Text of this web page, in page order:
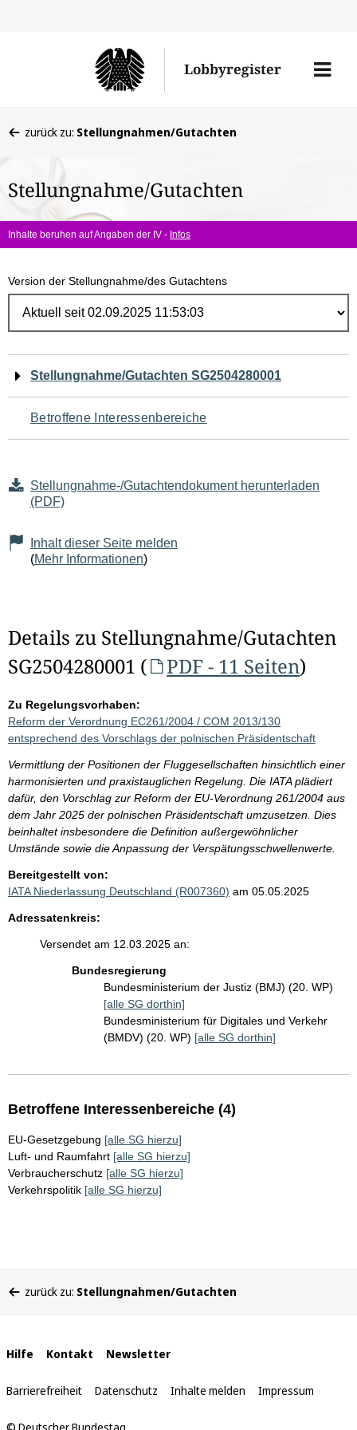
Lobbyregister
Menü
befinden
hier:
zurück zu: Stellungnahmen/Gutachten
Stellungnahme/Gutachten
Inhalte beruhen auf Angaben der IV - Infos
Version der Stellungnahme/des Gutachtens
Navigation
für
den
Seiteninhalt
Stellungnahme/Gutachten SG2504280001
Betroffene Interessenbereiche
Stellungnahme-/Gutachtendokument herunterladen
(PDF)
Inhalt dieser Seite melden
(Mehr Informationen)
Details zu Stellungnahme/Gutachten
SG2504280001 (
PDF - 11 Seiten)
Zu Regelungsvorhaben:
Reform der Verordnung EC261/2004 / COM 2013/130
entsprechend des Vorschlags der polnischen Präsidentschaft
Vermittlung der Positionen der Fluggesellschaften hinsichtlich einer
harmonisierten und praxistauglichen Regelung. Die IATA plädiert
dafür, den Vorschlag zur Reform der EU-Verordnung 261/2004 aus
dem Jahr 2025 der polnischen Präsidentschaft umzusetzen. Dies
beinhaltet insbesondere die Definition außergewöhnlicher
Umstände sowie die Anpassung der Verspätungsschwellenwerte.
Bereitgestellt von:
IATA Niederlassung Deutschland (R007360) am 05.05.2025
Adressatenkreis:
Versendet am 12.03.2025 an:
Bundesregierung
Bundesministerium der Justiz (BMJ) (20. WP)
[alle SG dorthin]
Bundesministerium für Digitales und Verkehr
(BMDV) (20. WP) [alle SG dorthin]
Betroffene Interessenbereiche (4)
EU-Gesetzgebung [alle SG hierzu]
Luft- und Raumfahrt [alle SG hierzu]
Verbraucherschutz [alle SG hierzu]
Verkehrspolitik [alle SG hierzu]
befinden
zurück zu: Stellungnahmen/Gutachten
Interne
Links
Hilfe Kontakt Newsletter
Barrierefreiheit Datenschutz Inhalte melden Impressum